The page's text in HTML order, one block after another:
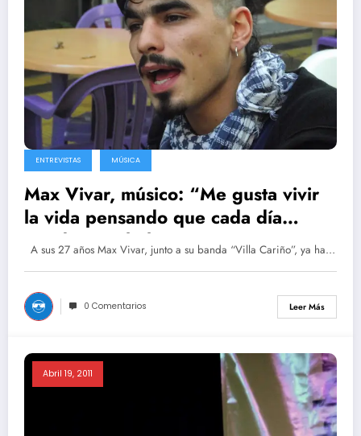
ENTREVISTAS MÚSICA
Max Vivar, músico: “Me gusta vivir
la vida pensando que cada día
puede ser el último”
A sus 27 años Max Vivar, junto a su banda “Villa Cariño”, ya ha…
0 Comentarios Leer Más
Abril 19, 2011